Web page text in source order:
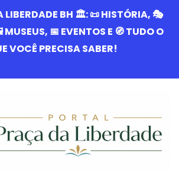
LIBERDADE BH 🏛️: 📜 HISTÓRIA, 🎭
📅 EVENTOS E 🧭 TUDO O
VOCÊ PRECISA SABER!